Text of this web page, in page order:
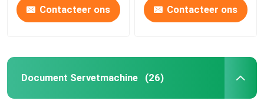
Contacteer ons Contacteer ons
Document Servetmachine (26)